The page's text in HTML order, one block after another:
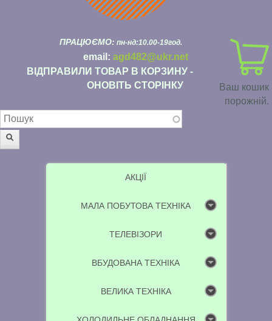
Ваш кошик
порожній.
ПРАЦЮЄМО: пн-нд:10.00-19год.
email: agd482@ukr.net
ВІДПРАВИЛИ ТОВАР В КОРЗИНУ -
ОНОВІТЬ СТОРІНКУ
Пошукова форма
АКЦІЇ
МАЛА ПОБУТОВА ТЕХНІКА
ТЕЛЕВІЗОРИ
ВБУДОВАНА ТЕХНІКА
ВЕЛИКА ТЕХНІКА